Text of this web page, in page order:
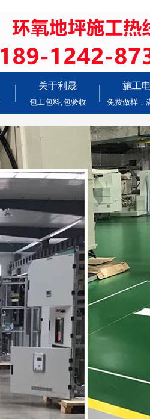
关于利晟
包工包料,包验收
施工
免费做样，